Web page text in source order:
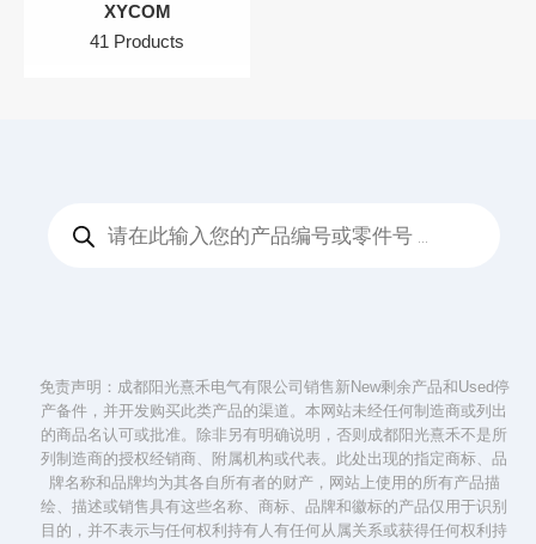
XYCOM
41 Products
search
免责声明：成都阳光熹禾电气有限公司销售新New剩余产品和Used停
产备件，并开发购买此类产品的渠道。本网站未经任何制造商或列出
的商品名认可或批准。除非另有明确说明，否则成都阳光熹禾不是所
列制造商的授权经销商、附属机构或代表。此处出现的指定商标、品
牌名称和品牌均为其各自所有者的财产，网站上使用的所有产品描
绘、描述或销售具有这些名称、商标、品牌和徽标的产品仅用于识别
目的，并不表示与任何权利持有人有任何从属关系或获得任何权利持